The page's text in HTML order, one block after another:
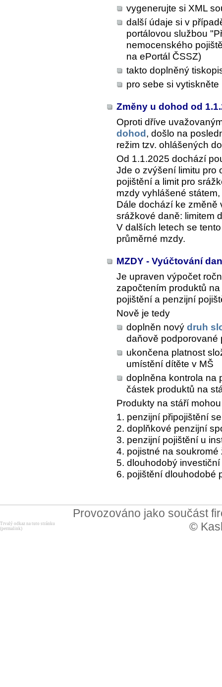
vygenerujte si XML
další údaje si v
portálovou službou
nemocenského
na ePortál ČSSZ)
takto doplněný
pro sebe si
Změny u dohod od
Oproti dříve
dohod , došlo na
režim tzv. ohlášených
Od 1.1.2025 dochází
Jde o zvýšení limitu pro
pojištění a limit pro
mzdy vyhlášené
Dále dochází ke změně
srážkové daně: limitem
V dalších letech se
průměrné mzdy.
MZDY - Vyúčtování
Je upraven výpočet
započtením produktů
pojištění a penzijní
Nově je tedy
doplněn nový druh
daňově podporované
ukončena platnost
umístění dítěte v MŠ
doplněna kontrola na
částek produktů na
Produkty na stáří
1. penzijní připojištění
2. doplňkové penzijní
3. penzijní pojištění u
4. pojistné na
5. dlouhodobý
6. pojištění dlouhodobé
Provozováno jako součást
©
Trvalý odkaz na tuto stránku
(permalink)